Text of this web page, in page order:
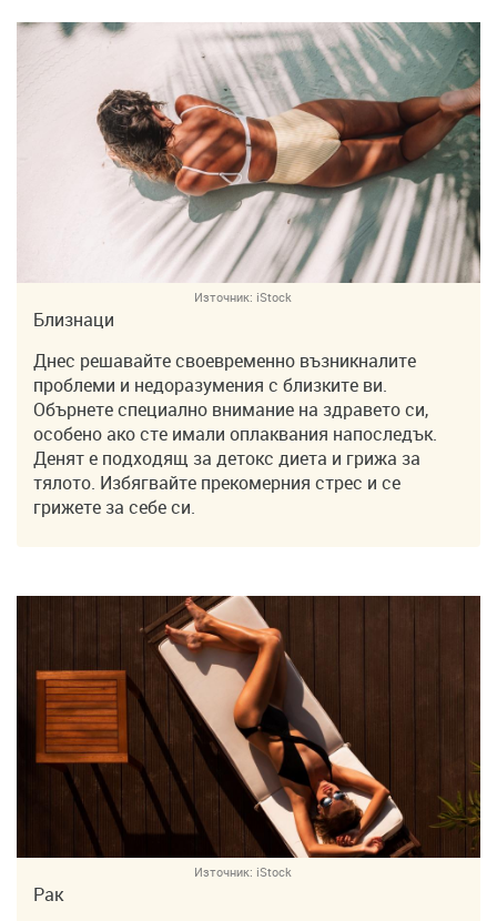
Източник: iStock
Близнаци
Днес решавайте своевременно възникналите
проблеми и недоразумения с близките ви.
Обърнете специално внимание на здравето си,
особено ако сте имали оплаквания напоследък.
Денят е подходящ за детокс диета и грижа за
тялото. Избягвайте прекомерния стрес и се
грижете за себе си.
Източник: iStock
Рак